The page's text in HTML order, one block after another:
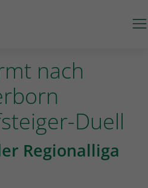
führt zur Starseite
nach
Duell
Regionalliga